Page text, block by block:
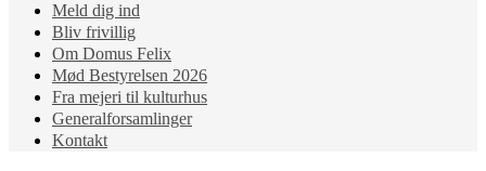
Meld dig ind
Bliv frivillig
Om Domus Felix
Mød Bestyrelsen 2026
Fra mejeri til kulturhus
Generalforsamlinger
Kontakt